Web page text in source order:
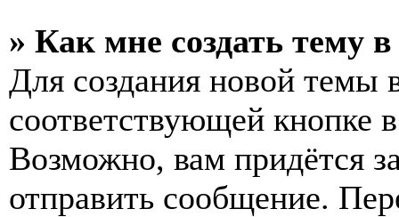
» Как мне создать тему
Для создания новой темы
соответствующей кнопке
Возможно, вам придётся
отправить сообщение.